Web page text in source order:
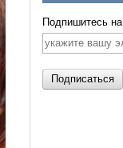
Подпишитесь